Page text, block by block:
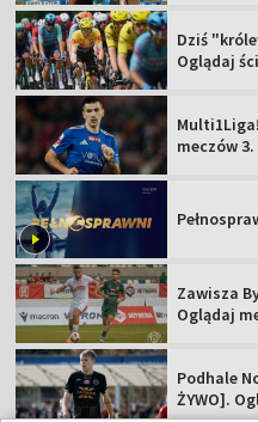
Dziś
Oglądaj
meczów
Zawisza
Oglądaj
Podhale
ŻYWO].